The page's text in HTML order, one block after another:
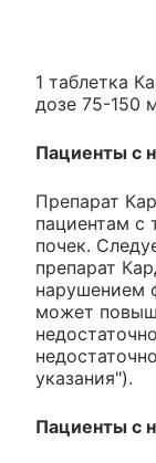
1 таблетка
дозе 75-150
Пациенты с
Препарат
пациентам
почек.
препарат
нарушением
может
указания").
Пациенты с